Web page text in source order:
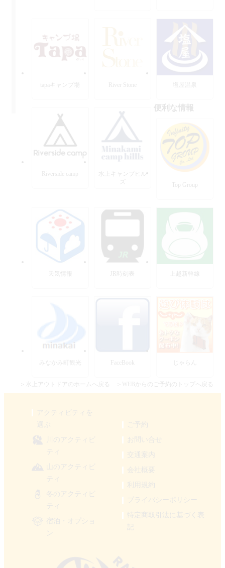
tapaキャンプ場 River Stone 塩屋温泉
Riverside camp
水上キャンプヒル
便利な情報
Top Group
天気情報 JR時刻表
みなかみ町観光 FaceBook じゃらん
＞水上アウトドアのホームへ戻る ＞WEBからのご予約のトップへ戻る
アクティビティを
川のアクティビ
ティ
山のアクティビ
ティ
冬のアクティビ
ティ
宿泊・オプショ
ン
ご予約
お問い合せ
交通案内
会社概要
利用規約
プライバシーポリシー
特定商取引法に基づく表
記